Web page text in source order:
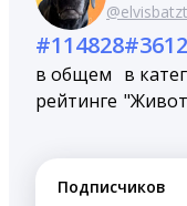
#114828
в общем
рейтинге
#3612
в
Подписчиков